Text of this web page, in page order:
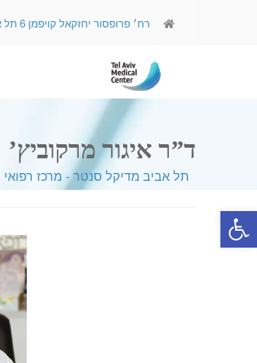
פתח סרגל נגישות
רח׳ פרופסור יחזקאל קויפמן 6 תל אביב
ד”ר איגור מרקוביץ’
תל אביב מדיקל סנטר - מרכז רפואי